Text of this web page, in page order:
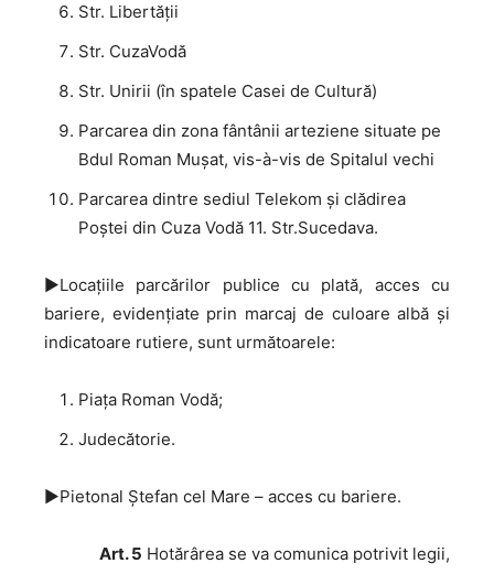
Str. Libertății
Str. CuzaVodă
Str. Unirii (în spatele Casei de Cultură)
Parcarea din zona fântânii arteziene situate pe
Bdul Roman Muşat, vis-à-vis de Spitalul vechi
Parcarea dintre sediul Telekom şi clădirea
Poştei din Cuza Vodă 11. Str.Sucedava.
►Locaţiile parcărilor publice cu plată, acces cu
bariere, evidenţiate prin marcaj de culoare albă și
indicatoare rutiere, sunt următoarele:
Piața Roman Vodă;
Judecătorie.
►Pietonal Ștefan cel Mare – acces cu bariere.
Art. 5 Hotărârea se va comunica potrivit legii,